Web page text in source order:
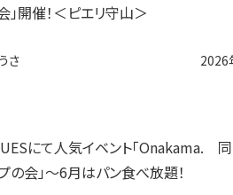
」開催！＜ピエリ守山＞
さ 2026
にて人気イベント「Onakama.
の会」～6月はパン食べ放題！